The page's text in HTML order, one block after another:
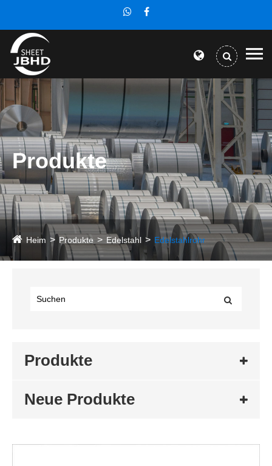
Produkte
Heim Produkte Edelstahl Edelstahlrohr
Produkte
Neue Produkte